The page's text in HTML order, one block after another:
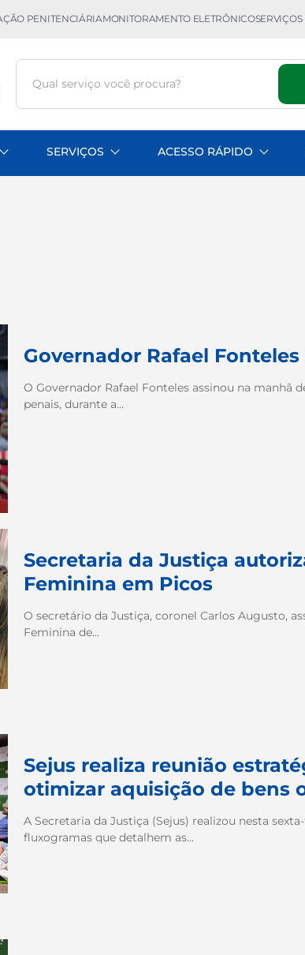
PENITENCIÁRIAMONITORAMENTO ELETRÔNICO
SERVIÇOS ACESSO RÁPIDO
Governador Rafael
O Governador Rafael Fonteles assinou na manhã
penais, durante a...
Secretaria da Justiça
Feminina em Picos
O secretário da Justiça, coronel Carlos Augusto,
Feminina de...
Sejus realiza reunião
otimizar aquisição de bens
A Secretaria da Justiça (Sejus) realizou nesta
fluxogramas que detalhem as...